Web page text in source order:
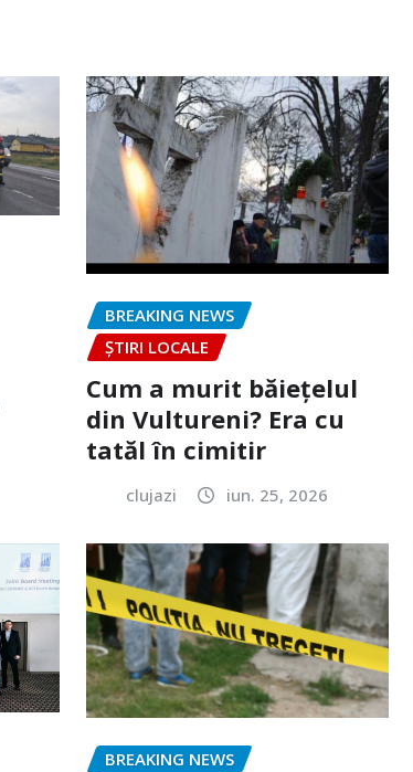
BREAKING NEWS
ȘTIRI LOCALE
Cum a murit băiețelul
din Vultureni? Era cu
tatăl în cimitir
clujazi iun. 25, 2026
BREAKING NEWS